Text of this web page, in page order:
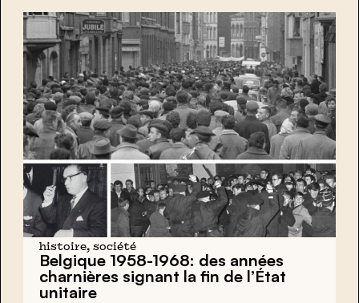
histoire, société
Belgique 1958-1968: des années
charnières signant la fin de l’État
unitaire